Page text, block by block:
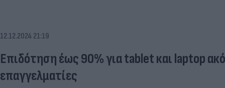
12.12.2024 21:19
Επιδότηση έως 90% για tablet και laptop
επαγγελματίες